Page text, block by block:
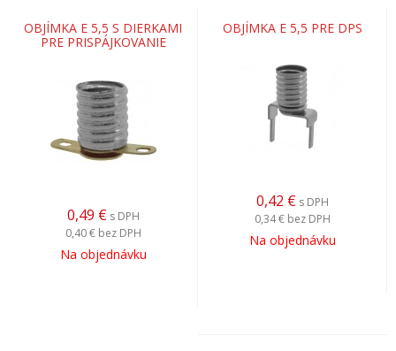
OBJÍMKA E 5,5 S DIERKAMI
PRE PRISPÁJKOVANIE
0,49 € s DPH
0,40 € bez DPH
Na objednávku
OBJÍMKA E 5,5 PRE DPS
0,42 € s DPH
0,34 € bez DPH
Na objednávku